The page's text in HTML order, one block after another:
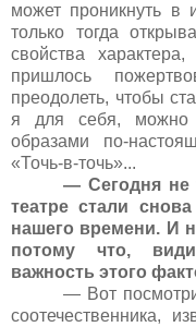
может проникнуть в
только тогда
свойства
пришлось
преодолеть, чтобы
я для себя, можно
образами по-
«Точь-в-точь»...
— Сегодня не
театре стали
нашего времени. И
потому что,
важность этого
— Вот
соотечественника,